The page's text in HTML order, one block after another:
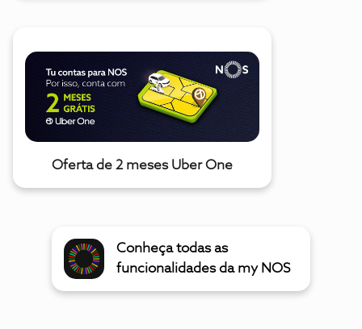
Oferta de 2 meses Uber One
Conheça todas as
funcionalidades da my NOS